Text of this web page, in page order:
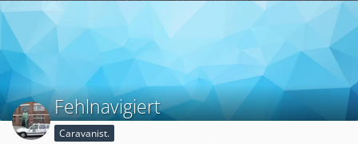
Fehlnavigiert
Caravanist.